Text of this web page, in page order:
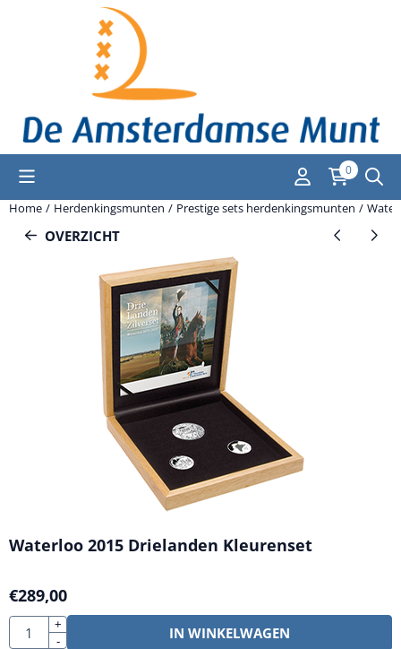
Cookievoorkeuren zijn momenteel gesloten.
0
Home / Herdenkingsmunten / Prestige sets herdenkingsmunten /
OVERZICHT
Waterloo 2015 Drielanden Kleurenset
€289,00
Aantal
+
-
IN WINKELWAGEN